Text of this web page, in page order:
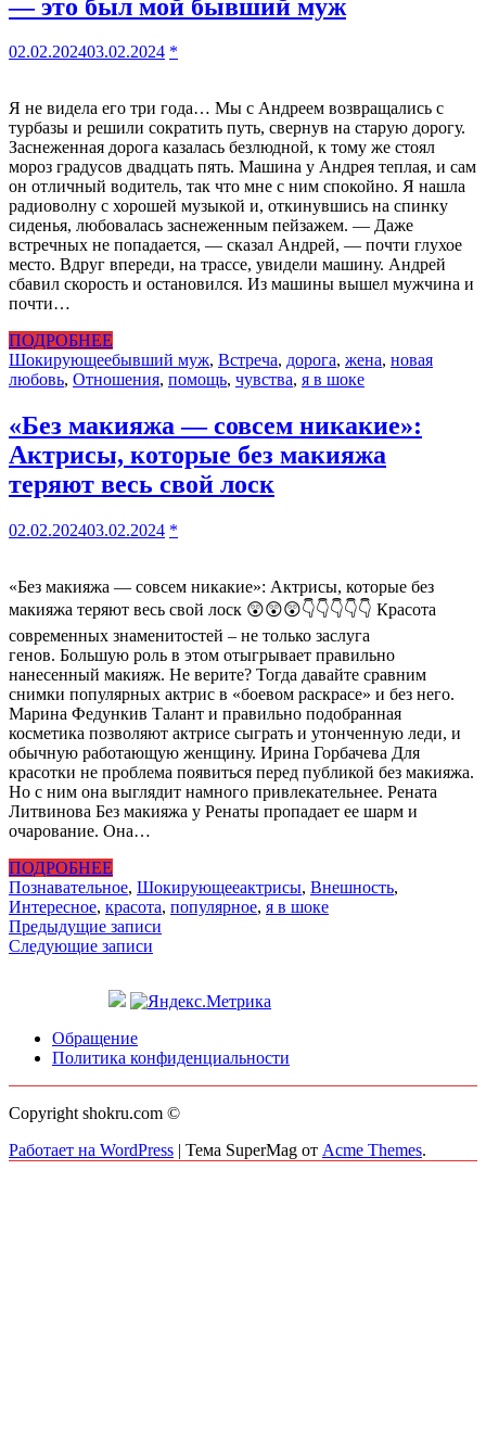
— это был мой бывший муж
02.02.202403.02.2024 *
Я не видела его три года… Мы с Андреем возвращались с
турбазы и решили сократить путь, свернув на старую дорогу.
Заснеженная дорога казалась безлюдной, к тому же стоял
мороз градусов двадцать пять. Машина у Андрея теплая, и сам
он отличный водитель, так что мне с ним спокойно. Я нашла
радиоволну с хорошей музыкой и, откинувшись на спинку
сиденья, любовалась заснеженным пейзажем. — Даже
встречных не попадается, — сказал Андрей, — почти глухое
место. Вдруг впереди, на трассе, увидели машину. Андрей
сбавил скорость и остановился. Из машины вышел мужчина и
почти…
ПОДРОБНЕЕ
Шокирующеебывший муж, Встреча, дорога, жена, новая
любовь, Отношения, помощь, чувства, я в шоке
«Без макияжа — совсем никакие»:
Актрисы, которые без макияжа
теряют весь свой лоск
02.02.202403.02.2024 *
«Без макияжа — совсем никакие»: Актрисы, которые без
макияжа теряют весь свой лоск 😲😲😲👇👇👇👇👇 Красота
современных знаменитостей – не только заслуга
генов. Большую роль в этом отыгрывает правильно
нанесенный макияж. Не верите? Тогда давайте сравним
снимки популярных актрис в «боевом раскрасе» и без него.
Марина Федункив Талант и правильно подобранная
косметика позволяют актрисе сыграть и утонченную леди, и
обычную работающую женщину. Ирина Горбачева Для
красотки не проблема появиться перед публикой без макияжа.
Но с ним она выглядит намного привлекательнее. Рената
Литвинова Без макияжа у Ренаты пропадает ее шарм и
очарование. Она…
ПОДРОБНЕЕ
Познавательное, Шокирующееактрисы, Внешность,
Интересное, красота, популярное, я в шоке
Навигация
по
Предыдущие записи
Следующие записи
Обращение
Политика конфиденциальности
Copyright shokru.com ©
Работает на WordPress | Тема SuperMag от Acme Themes.